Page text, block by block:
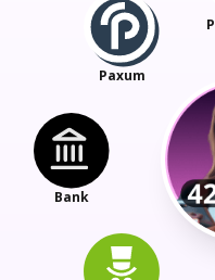
Bank
Paxum